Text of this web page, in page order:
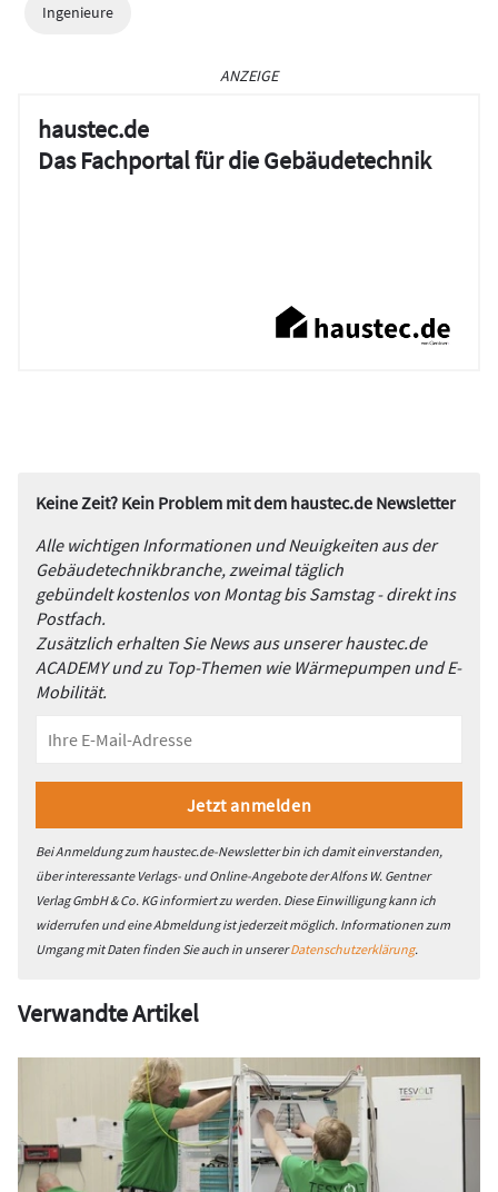
Ingenieure
ANZEIGE
haustec.de
Das Fachportal für die Gebäudetechnik
Keine Zeit? Kein Problem mit dem haustec.de Newsletter
Alle wichtigen Informationen und Neuigkeiten aus der
Gebäudetechnikbranche, zweimal täglich
gebündelt kostenlos von Montag bis Samstag - direkt ins
Postfach.
Zusätzlich erhalten Sie News aus unserer haustec.de
ACADEMY und zu Top-Themen wie Wärmepumpen und E-
Mobilität.
Bei Anmeldung zum haustec.de-Newsletter bin ich damit einverstanden,
über interessante Verlags- und Online-Angebote der Alfons W. Gentner
Verlag GmbH & Co. KG informiert zu werden. Diese Einwilligung kann ich
widerrufen und eine Abmeldung ist jederzeit möglich. Informationen zum
Umgang mit Daten finden Sie auch in unsererDatenschutzerklärung.
Verwandte Artikel